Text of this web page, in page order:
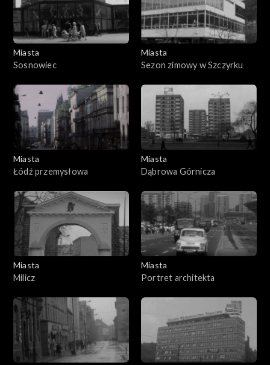
Miasta
Sosnowiec
Miasta
Sezon zimowy w Szczyrku
Miasta
Łódź przemysłowa
Miasta
Dąbrowa Górnicza
Miasta
Milicz
Miasta
Portret architekta